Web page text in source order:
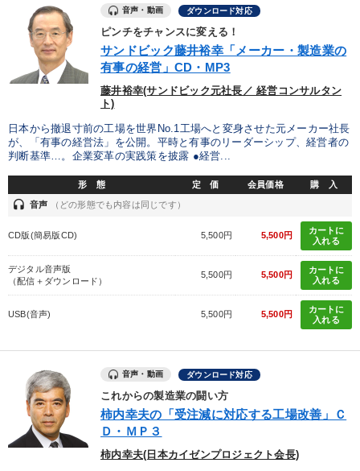
音声・動画 ダウンロード対応
ピンチをチャンスに変える！
サンドビック藤井裕幸「メーカー・製造業の
有事の経営」CD・MP3
藤井裕幸(サンドビック元社長／ 経営コンサルタン
ト)
日本から撤退寸前の工場を世界No.1工場へと変身させた元メーカー社長
が、「有事の経営法」を公開。平時と有事のリーダーシップ、経営者の
判断基準…。企業変革の実践策を披露 ●経営...
形 態 定 価 会員価格 購 入
headset 音声 （どの形態でも内容は同じです）
CD版(簡易版CD) 5,500円 5,500円
カートに
入れる
デジタル音声版
（配信＋ダウンロード）
5,500円 5,500円
カートに
入れる
USB(音声) 5,500円 5,500円
カートに
入れる
音声・動画 ダウンロード対応
これからの製造業の闘い方
柿内幸夫の「受注減に対応する工場改善」Ｃ
Ｄ・ＭＰ３
柿内幸夫(日本カイゼンプロジェクト会長)